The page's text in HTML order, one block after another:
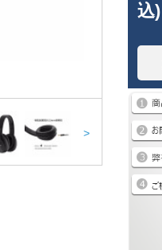
>
込)